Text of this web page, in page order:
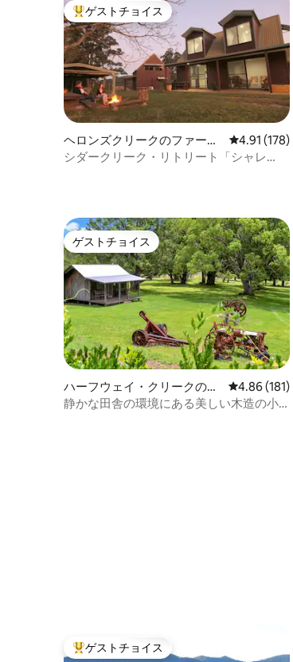
大好評のゲストチョイスです。
ゲストチョイス
ヘロンズクリークのファーム
ステイ
レビュー
4.91 (178)
シダークリーク・リトリート「シャレ
ゲストチョイス
ゲストチョイス
ハーフウェイ・クリークの古
民家
レビュー
4.86 (181)
静かな田舎の環境にある美しい木造の小
大好評のゲストチョイスです。
ゲストチョイス